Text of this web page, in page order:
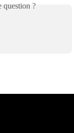
question ?